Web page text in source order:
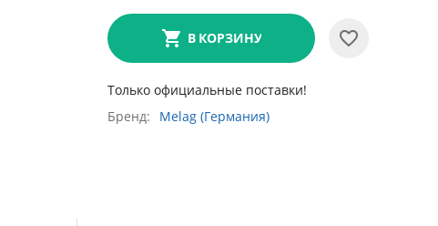
В КОРЗИНУ
Только официальные поставки!
Бренд
Melag (Германия)